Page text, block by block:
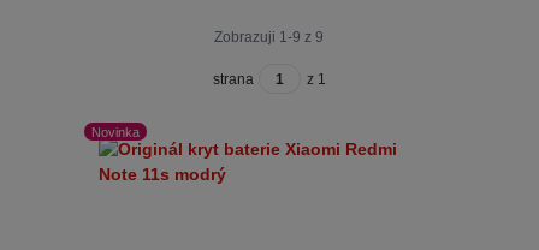
Zobrazuji 1-9 z 9
strana z 1
Novinka